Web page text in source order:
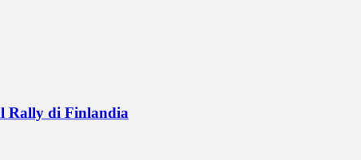
Rally di Finlandia